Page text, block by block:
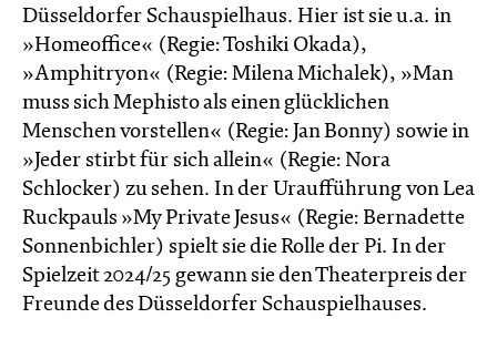
Düsseldorfer Schauspielhaus. Hier ist sie u.a. in
»Homeoffice« (Regie: Toshiki Okada),
»Amphitryon« (Regie: Milena Michalek), »Man
muss sich Mephisto als einen glück­lichen
Menschen vorstellen« (Regie: Jan Bonny) sowie in
»Jeder stirbt für sich allein« (Regie: Nora
Schlocker) zu sehen. In der Uraufführung von Lea
Ruckpauls »My Private Jesus« (Regie: Bernadette
Sonnenbichler) spielt sie die Rolle der Pi. In der
Spielzeit 2024/25 gewann sie den Theater­preis der
Freunde des Düssel­dorfer Schau­spiel­hauses.